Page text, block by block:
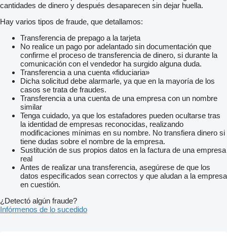
cantidades de dinero y después desaparecen sin dejar huella.
Hay varios tipos de fraude, que detallamos:
Transferencia de prepago a la tarjeta
No realice un pago por adelantado sin documentación que
confirme el proceso de transferencia de dinero, si durante la
comunicación con el vendedor ha surgido alguna duda.
Transferencia a una cuenta «fiduciaria»
Dicha solicitud debe alarmarle, ya que en la mayoría de los
casos se trata de fraudes.
Transferencia a una cuenta de una empresa con un nombre
similar
Tenga cuidado, ya que los estafadores pueden ocultarse tras
la identidad de empresas reconocidas, realizando
modificaciones mínimas en su nombre. No transfiera dinero si
tiene dudas sobre el nombre de la empresa.
Sustitución de sus propios datos en la factura de una empresa
real
Antes de realizar una transferencia, asegúrese de que los
datos especificados sean correctos y que aludan a la empresa
en cuestión.
¿Detectó algún fraude?
Infórmenos de lo sucedido